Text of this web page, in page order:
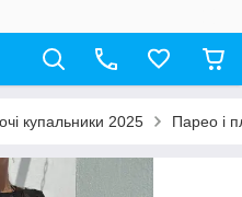
купальники 2025 Парео і